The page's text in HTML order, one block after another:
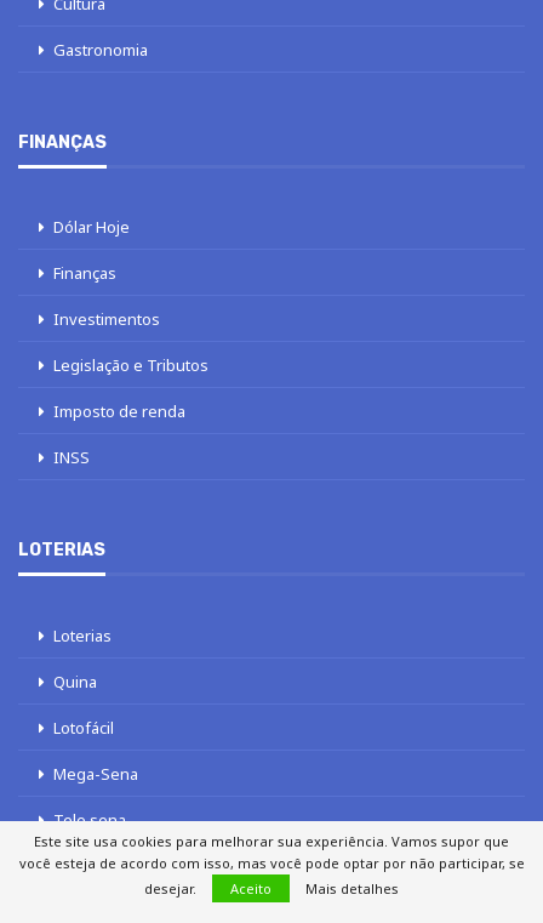
Gastronomia
FINANÇAS
Dólar Hoje
Finanças
Investimentos
Legislação e Tributos
Imposto de renda
INSS
LOTERIAS
Loterias
Quina
Lotofácil
Mega-Sena
Tele sena
Este site usa cookies para melhorar sua experiência. Vamos supor que
você esteja de acordo com isso, mas você pode optar por não participar, se
desejar.
Aceito Mais detalhes